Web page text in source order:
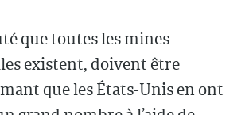
que toutes les mines
existent, doivent être
que les États-Unis en ont